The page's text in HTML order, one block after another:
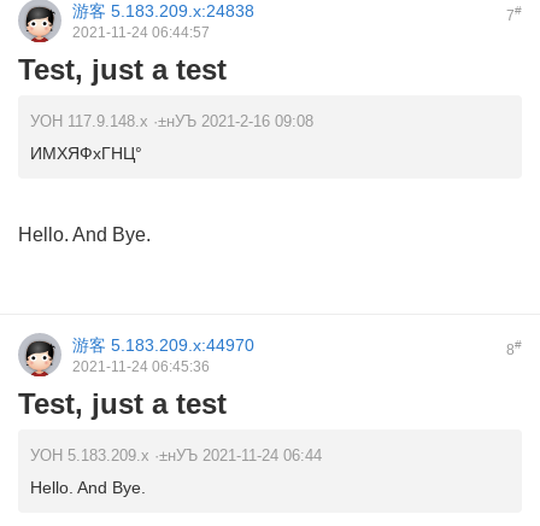
7#
游客 5.183.209.x:24838
2021-11-24 06:44:57
Test, just a test
УОН 117.9.148.x ·±нУЪ 2021-2-16 09:08
ИМХЯФхГНЦ°
Hello. And Bye.
8#
游客 5.183.209.x:44970
2021-11-24 06:45:36
Test, just a test
УОН 5.183.209.x ·±нУЪ 2021-11-24 06:44
Hello. And Bye.